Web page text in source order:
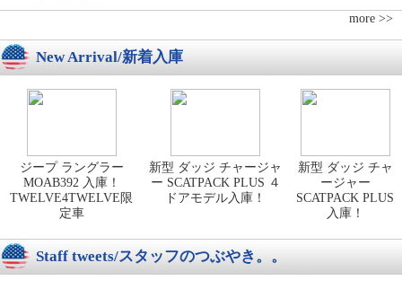
more >>
New Arrival/新着入庫
ジープ ラングラー
MOAB392 入庫！
TWELVE4TWELVE限
定車
新型 ダッジ チャージャ
ー SCATPACK PLUS ４
ドアモデル入庫！
新型 ダッジ チャ
ージャー
SCATPACK PLUS
入庫！
Staff tweets/スタッフのつぶやき。。